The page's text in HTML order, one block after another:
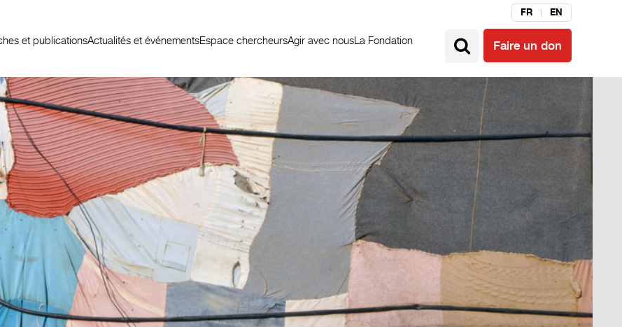
FR EN
et publicationsActualités et événementsEspace chercheursAgir avec nousLa Fondation Faire un don